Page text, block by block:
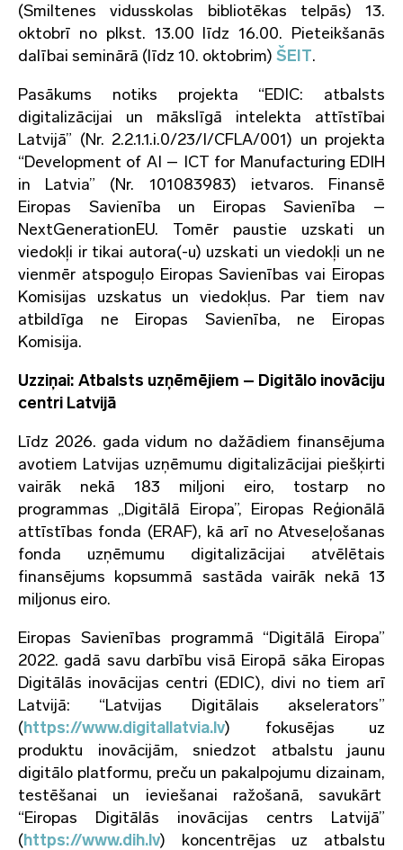
(Smiltenes vidusskolas bibliotēkas telpās) 13.
oktobrī no plkst. 13.00 līdz 16.00. Pieteikšanās
dalībai seminārā (līdz 10. oktobrim) ŠEIT.
Pasākums notiks projekta “EDIC: atbalsts
digitalizācijai un mākslīgā intelekta attīstībai
Latvijā” (Nr. 2.2.1.1.i.0/23/I/CFLA/001) un projekta
“Development of AI – ICT for Manufacturing EDIH
in Latvia” (Nr. 101083983) ietvaros. Finansē
Eiropas Savienība un Eiropas Savienība –
NextGenerationEU. Tomēr paustie uzskati un
viedokļi ir tikai autora(-u) uzskati un viedokļi un ne
vienmēr atspoguļo Eiropas Savienības vai Eiropas
Komisijas uzskatus un viedokļus. Par tiem nav
atbildīga ne Eiropas Savienība, ne Eiropas
Komisija.
Uzziņai: Atbalsts uzņēmējiem – Digitālo inovāciju
centri Latvijā
Līdz 2026. gada vidum no dažādiem finansējuma
avotiem Latvijas uzņēmumu digitalizācijai piešķirti
vairāk nekā 183 miljoni eiro, tostarp no
programmas „Digitālā Eiropa”, Eiropas Reģionālā
attīstības fonda (ERAF), kā arī no Atveseļošanas
fonda uzņēmumu digitalizācijai atvēlētais
finansējums kopsummā sastāda vairāk nekā 13
miljonus eiro.
Eiropas Savienības programmā “Digitālā Eiropa”
2022. gadā savu darbību visā Eiropā sāka Eiropas
Digitālās inovācijas centri (EDIC), divi no tiem arī
Latvijā: “Latvijas Digitālais akselerators”
(https://www.digitallatvia.lv) fokusējas uz
produktu inovācijām, sniedzot atbalstu jaunu
digitālo platformu, preču un pakalpojumu dizainam,
testēšanai un ieviešanai ražošanā, savukārt
“Eiropas Digitālās inovācijas centrs Latvijā”
(https://www.dih.lv) koncentrējas uz atbalstu